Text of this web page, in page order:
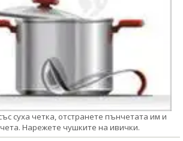
суха четка, отстранете пънчетата им и
Нарежете чушките на ивички.